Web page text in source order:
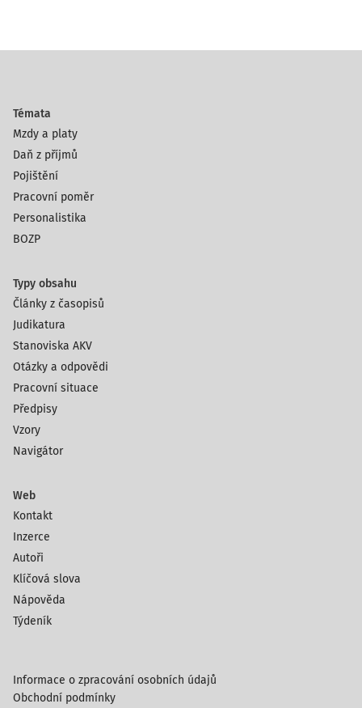
Témata
Mzdy a platy
Daň z příjmů
Pojištění
Pracovní poměr
Personalistika
BOZP
Typy obsahu
Články z časopisů
Judikatura
Stanoviska AKV
Otázky a odpovědi
Pracovní situace
Předpisy
Vzory
Navigátor
Web
Kontakt
Inzerce
Autoři
Klíčová slova
Nápověda
Týdeník
Informace o zpracování osobních údajů
Obchodní podmínky